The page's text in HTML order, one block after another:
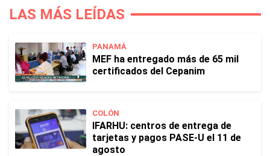
LAS MÁS LEÍDAS
PANAMÁ
MEF ha entregado más de 65 mil
certificados del Cepanim
COLÓN
IFARHU: centros de entrega de
tarjetas y pagos PASE-U el 11 de
agosto